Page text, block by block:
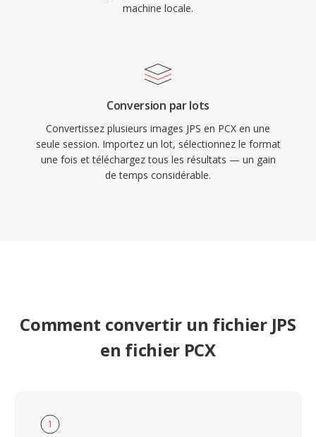
machine locale.
Conversion par lots
Convertissez plusieurs images JPS en PCX en une
seule session. Importez un lot, sélectionnez le format
une fois et téléchargez tous les résultats — un gain
de temps considérable.
Comment convertir un fichier JPS
en fichier PCX
1